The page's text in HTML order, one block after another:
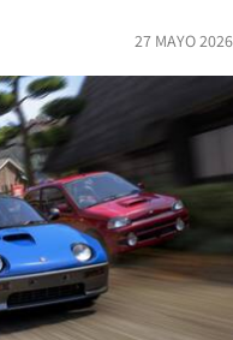
27 MAYO 2026